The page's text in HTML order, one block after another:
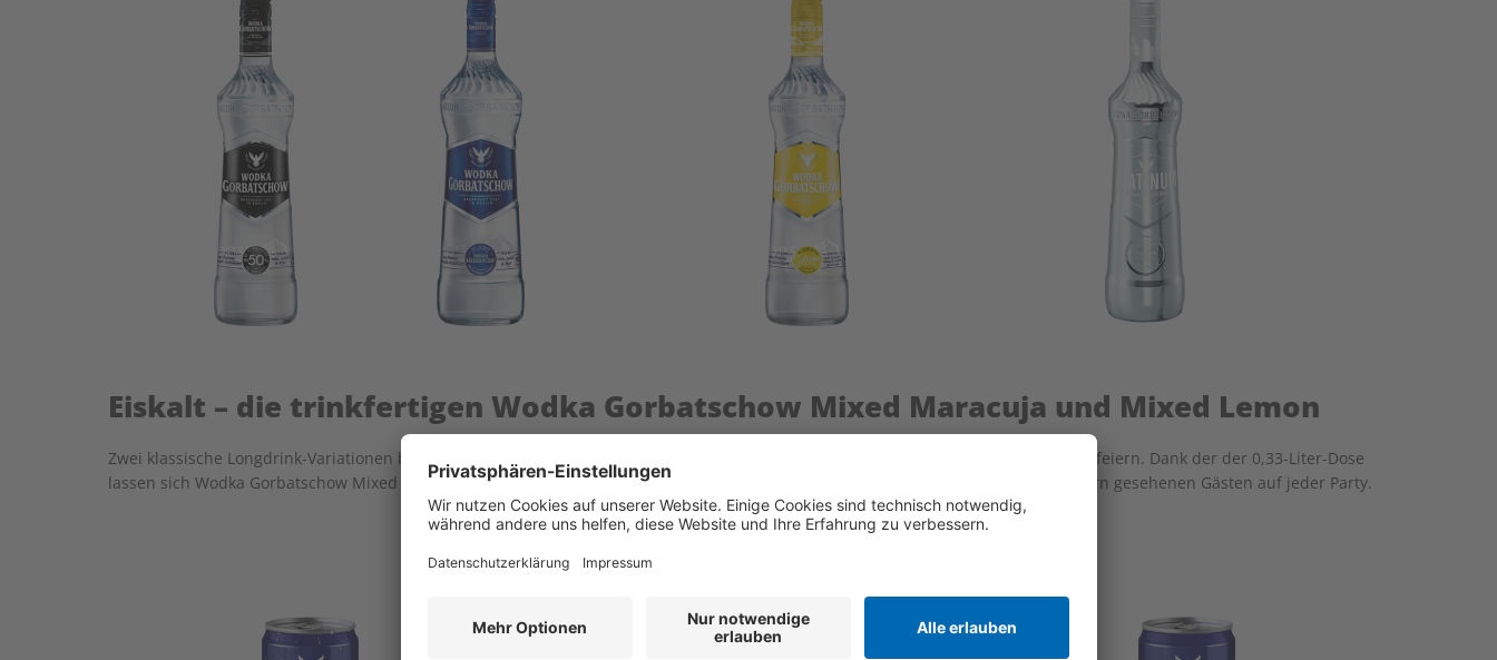
Eiskalt – die trinkfertigen Wodka Gorbatschow Mixed Maracuja und Mixed Lemon
Zwei klassische Longdrink-Variationen bereits fix und fertig gemischt – einfach öffnen und das fruchtig-frische Geschmackserlebnis feiern. Dank der der 0,33-Liter-Dose
lassen sich Wodka Gorbatschow Mixed Lemon und Mixed Maracuja besonders schnell kühlen und mitnehmen. Das macht sie zu gern gesehenen Gästen auf jeder Party.